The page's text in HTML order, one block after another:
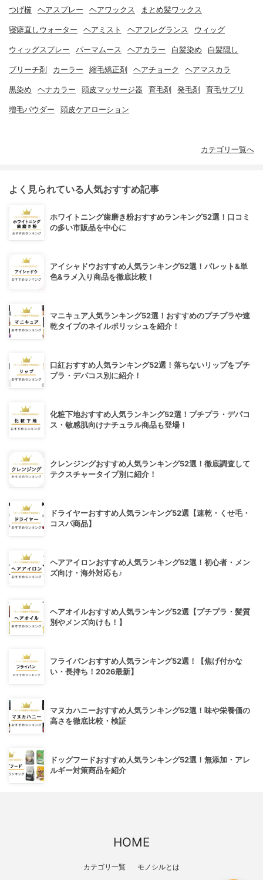
つげ櫛 ヘアスプレー ヘアワックス まとめ髪ワックス
寝癖直しウォーター ヘアミスト ヘアフレグランス ウィッグ
ウィッグスプレー パーマムース ヘアカラー 白髪染め 白髪隠し
ブリーチ剤 カーラー 縮毛矯正剤 ヘアチョーク ヘアマスカラ
黒染め ヘナカラー 頭皮マッサージ器 育毛剤 発毛剤 育毛サプリ
増毛パウダー 頭皮ケアローション
カテゴリ一覧へ
よく見られている人気おすすめ記事
ホワイトニング歯磨き粉おすすめランキング52選！口コミ
の多い市販品を中心に
アイシャドウおすすめ人気ランキング52選！パレット&単
色&ラメ入り商品を徹底比較！
マニキュア人気ランキング52選！おすすめのプチプラや速
乾タイプのネイルポリッシュを紹介！
口紅おすすめ人気ランキング52選！落ちないリップをプチ
プラ・デパコス別に紹介！
化粧下地おすすめ人気ランキング52選！プチプラ・デパコ
ス・敏感肌向けナチュラル商品も登場！
クレンジングおすすめ人気ランキング52選！徹底調査して
テクスチャータイプ別に紹介！
ドライヤーおすすめ人気ランキング52選【速乾・くせ毛・
コスパ商品】
ヘアアイロンおすすめ人気ランキング52選！初心者・メン
ズ向け・海外対応も♪
ヘアオイルおすすめ人気ランキング52選【プチプラ・髪質
別やメンズ向けも！】
フライパンおすすめ人気ランキング52選！【焦げ付かな
い・長持ち！2026最新】
マヌカハニーおすすめ人気ランキング52選！味や栄養価の
高さを徹底比較・検証
ドッグフードおすすめ人気ランキング52選！無添加・アレ
ルギー対策商品を紹介
HOME
カテゴリ一覧 モノシルとは